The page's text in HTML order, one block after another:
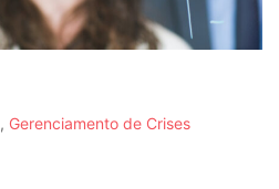
, Gerenciamento de Crises